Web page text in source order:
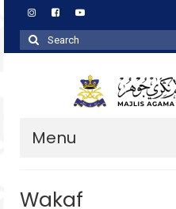
Search
for:
Menu
Wakaf